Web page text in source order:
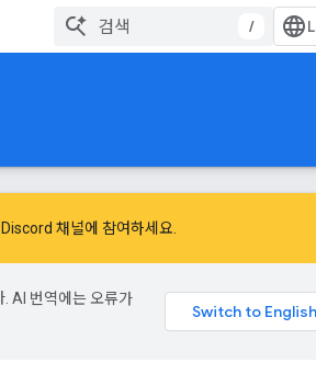
/
채널에 참여하세요.
AI 번역에는 오류가